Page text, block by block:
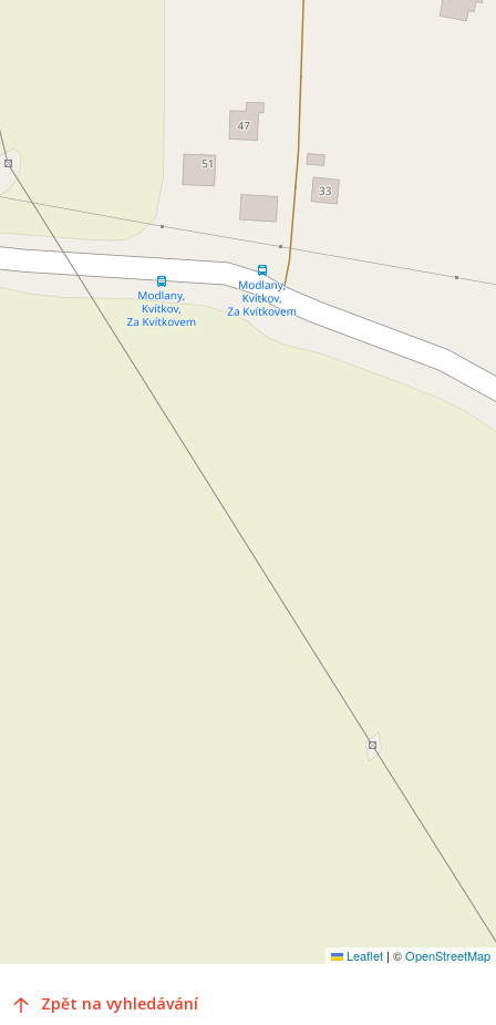
Leaflet | ©OpenStreetMap
Zpět na vyhledávání